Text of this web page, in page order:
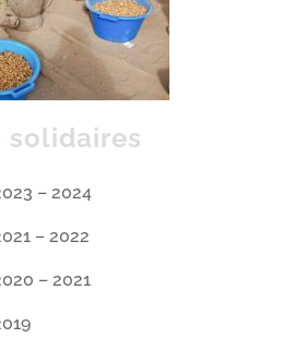
solidaires
– 2024
– 2022
– 2021